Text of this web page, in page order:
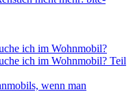
ich im Wohnmobil?
ich im Wohnmobil? Teil
wenn man